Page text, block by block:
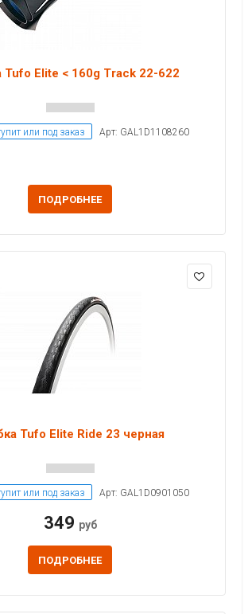
Tufo Elite < 160g Track 22-622
или под заказ Арт: GAL1D1108260
ПОДРОБНЕЕ
Tufo Elite Ride 23 черная
или под заказ Арт: GAL1D0901050
349 руб
ПОДРОБНЕЕ